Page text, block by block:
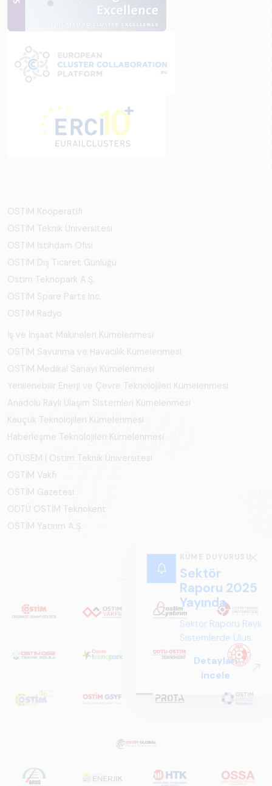
KÜME DUYURUSU
Sektör
Raporu 2025
Yayında
Sektör Raporu Raylı
Sistemlerde Ulusal
ve Küresel
Perspektif ARUS
tarafından
hazırlanan "Raylı
Sistemlerde Ulusal
genelindeki raylı
Detayları
incele
OSTİM Kooperatifi
OSTİM Teknik Üniversitesi
OSTİM İstihdam Ofisi
OSTİM Dış Ticaret Günlüğü
Ostim Teknopark A.Ş.
OSTİM Spare Parts Inc.
OSTİM Radyo
İş ve İnşaat Makineleri Kümelenmesi
OSTİM Savunma ve Havacılık Kümelenmesi
OSTİM Medikal Sanayi Kümelenmesi
Yenilenebilir Enerji ve Çevre Teknolojileri Kümelenmesi
Anadolu Raylı Ulaşım Sistemleri Kümelenmesi
Kauçuk Teknolojileri Kümelenmesi
Haberleşme Teknolojileri Kümelenmesi
OTÜSEM | Ostim Teknik Üniversitesi
OSTİM Vakfı
OSTİM Gazetesi
ODTÜ OSTİM Teknokent
OSTİM Yatırım A.Ş.